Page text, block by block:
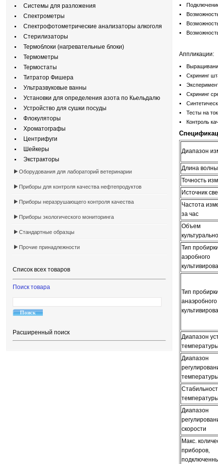
Системы для разложения
Спектрометры
Спектрофотометрические анализаторы алкоголя
Стерилизаторы
Термоблоки (нагревательные блоки)
Термометры
Термостаты
Титратор Фишера
Ультразвуковые ванны
Установки для определения азота по Кьельдалю
Устройство для сушки посуды
Флокуляторы
Хроматографы
Центрифуги
Шейкеры
Экстракторы
Оборудования для лабораторий ветеринарии
Приборы для контроля качества нефтепродуктов
Приборы неразрушающего контроля качества
Приборы экологического мониторинга
Стандартные образцы
Прочие принадлежности
Список всех товаров
Поиск товара
Расширенный поиск
Аппликации:
Скрининг
Скрининг
Тесты на
Контроль
Диапазон
Длина
Точность
Источник
Частота
за час
Объем
Тип
аэробного
Тип
анаэробного
Диапазон
Диапазон
Диапазон
скорости
Макс.
приборов,